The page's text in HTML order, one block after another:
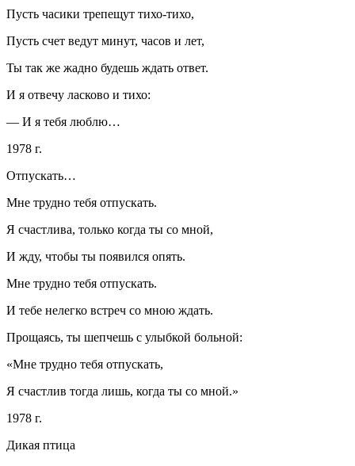
Пусть часики трепещут тихо-тихо,
Пусть счет ведут минут, часов и лет,
Ты так же жадно будешь ждать ответ.
И я отвечу ласково и тихо:
— И я тебя люблю…
1978 г.
Отпускать…
Мне трудно тебя отпускать.
Я счастлива, только когда ты со мной,
И жду, чтобы ты появился опять.
Мне трудно тебя отпускать.
И тебе нелегко встреч со мною ждать.
Прощаясь, ты шепчешь с улыбкой больной:
«Мне трудно тебя отпускать,
Я счастлив тогда лишь, когда ты со мной.»
1978 г.
Дикая птица